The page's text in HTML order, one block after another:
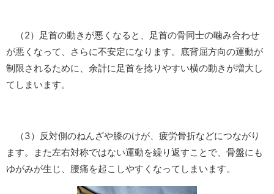
（2）足首の動きが悪くなると、足首の骨同士の噛み合わせ
が悪くなって、さらに不安定になります。底背屈方向の運動が
制限されるために、余計に足首を捻りやすい横の動きが増大し
てしまいます。
（3）反対側のねんざや膝のけが、疲労骨折などにつながり
ます。また左右対称ではない運動を繰り返すことで、骨盤にも
ゆがみが生じ、腰痛を起こしやすくなってしまいます。